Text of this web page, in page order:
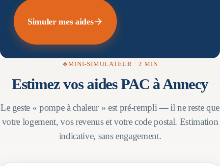
Simuler mes aides
MINI-SIMULATEUR · 2 MIN
Estimez vos aides PAC àAnnecy
Le geste « pompe à chaleur » est pré-rempli — il ne reste que
votre logement, vos revenus et votre code postal. Estimation
indicative, sans engagement.